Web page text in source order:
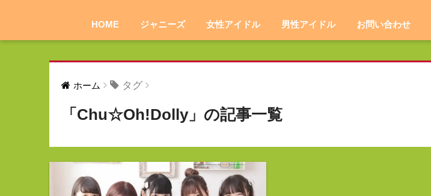
HOME ジャニーズ 女性アイドル 男性アイドル お問い合わせ
ホーム タグ
「Chu☆Oh!Dolly」の記事一覧